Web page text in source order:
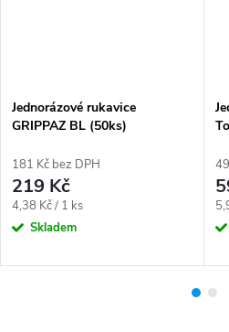
Jednorázové rukavice
GRIPPAZ BL (50ks)
181 Kč bez DPH
219 Kč
Měrná
cena:
4,38 Kč / 1 ks
Skladem